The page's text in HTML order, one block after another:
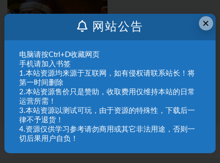
改版
改版
01三国群英传7北宋1.0下载
41 9.9
SQL 请求数：31 次
×
网站公告
电脑请按Ctrl+D收藏网页
手机请加入书签
1.本站资源均来源于互联网，如有侵权请联系站长！将
第一时间删除
2.本站资源售价只是赞助，收取费用仅维持本站的日常
运营所需！
3.本站资源以测试可玩，由于资源的特殊性，下载后一
律不予退货！
4.资源仅供学习参考请勿商用或其它非法用途，否则一
切后果用户自负！